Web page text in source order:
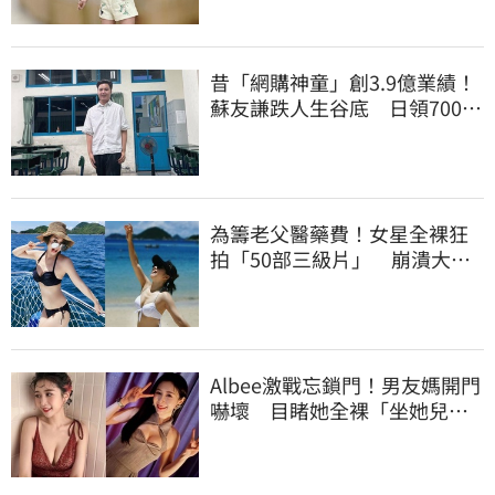
昔「網購神童」創3.9億業績！
蘇友謙跌人生谷底 日領700元
為籌老父醫藥費！女星全裸狂
拍「50部三級片」 崩潰大
Albee激戰忘鎖門！男友媽開門
嚇壞 目睹她全裸「坐她兒子